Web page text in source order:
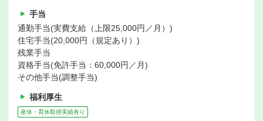
手当
通勤手当(実費支給（上限25,000円／月）)
住宅手当(20,000円（規定あり）)
残業手当
資格手当(免許手当：60,000円／月)
その他手当(調整手当)
福利厚生
産休・育休取得実績有り